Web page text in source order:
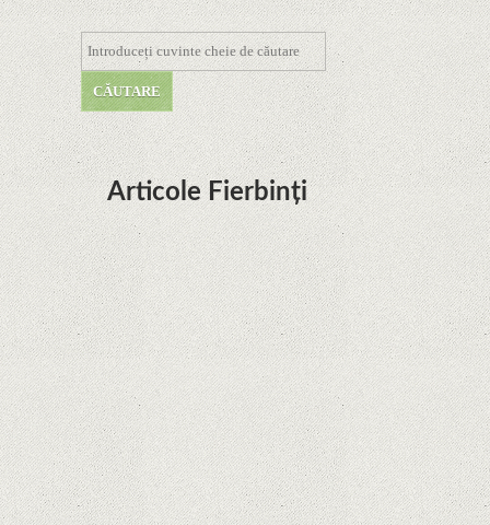
Articole Fierbinți
Dota Anime venind la Netflix în această lună de
la Legenda Korra Studio Mir
Curtea Supremă reglementează în favoarea
Google în Oracle Java Fight
Zvon: aplicațiile Google nu se mai pot instala pe
terminalele Huawei cu procesoare Kirin